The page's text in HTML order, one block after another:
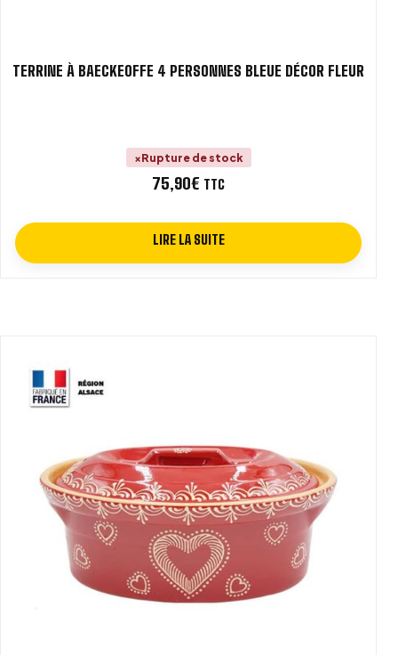
TERRINE À BAECKEOFFE 4 PERSONNES BLEUE DÉCOR FLEUR
Rupture de stock
75,90€ TTC
LIRE LA SUITE